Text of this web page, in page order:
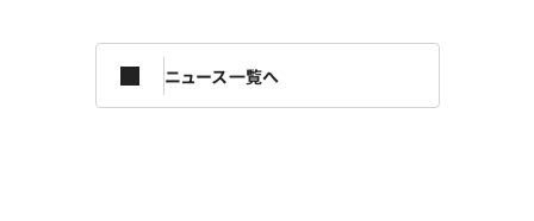
ニュース一覧へ